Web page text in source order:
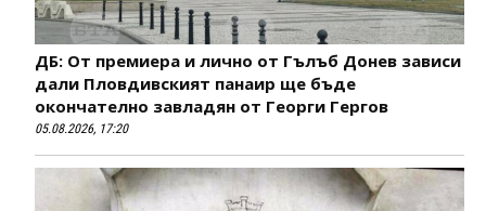
ДБ: От премиера и лично от Гълъб Донев зависи
дали Пловдивският панаир ще бъде
окончателно завладян от Георги Гергов
05.08.2026, 17:20